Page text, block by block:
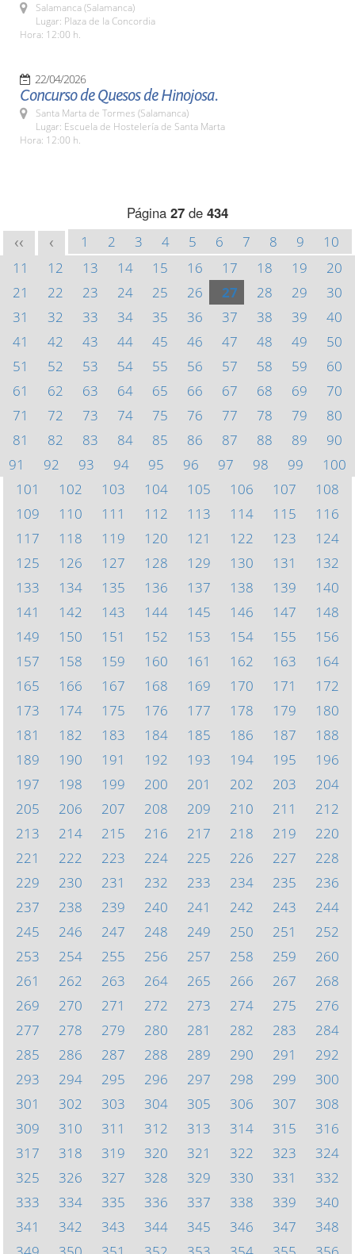
Salamanca (Salamanca)
Lugar: Plaza de la Concordia
Hora: 12:00 h.
22/04/2026
Concurso de Quesos de Hinojosa.
Santa Marta de Tormes (Salamanca)
Lugar: Escuela de Hostelería de Santa Marta
Hora: 12:00 h.
Página 27 de 434
<< < 1 2 3 4 5 6 7 8 9
10
11
12 13 14 15 16 17 18 19
20
21
22 23 24 25 26 27 28 29
30
31
32 33 34 35 36 37 38 39
40
41
42 43 44 45 46 47 48 49
50
51
52 53 54 55 56 57 58 59
60
61
62 63 64 65 66 67 68 69
70
71
72 73 74 75 76 77 78 79
80
81
82 83 84 85 86 87 88 89
90
91
92 93 94 95 96 97 98 99
100
101
102 103 104 105 106 107
108
109
110 111 112 113 114 115
116
117
118 119 120 121 122 123
124
125
126 127 128 129 130 131
132
133
134 135 136 137 138 139
140
141
142 143 144 145 146 147
148
149
150 151 152 153 154 155
156
157
158 159 160 161 162 163
164
165
166 167 168 169 170 171
172
173
174 175 176 177 178 179
180
181
182 183 184 185 186 187
188
189
190 191 192 193 194 195
196
197
198 199 200 201 202 203
204
205
206 207 208 209 210 211
212
213
214 215 216 217 218 219
220
221
222 223 224 225 226 227
228
229
230 231 232 233 234 235
236
237
238 239 240 241 242 243
244
245
246 247 248 249 250 251
252
253
254 255 256 257 258 259
260
261
262 263 264 265 266 267
268
269
270 271 272 273 274 275
276
277
278 279 280 281 282 283
284
285
286 287 288 289 290 291
292
293
294 295 296 297 298 299
300
301
302 303 304 305 306 307
308
309
310 311 312 313 314 315
316
317
318 319 320 321 322 323
324
325
326 327 328 329 330 331
332
333
334 335 336 337 338 339
340
341
342 343 344 345 346 347
348